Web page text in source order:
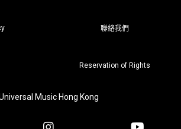
聯絡我們
Reservation of Rights
Music Hong Kong